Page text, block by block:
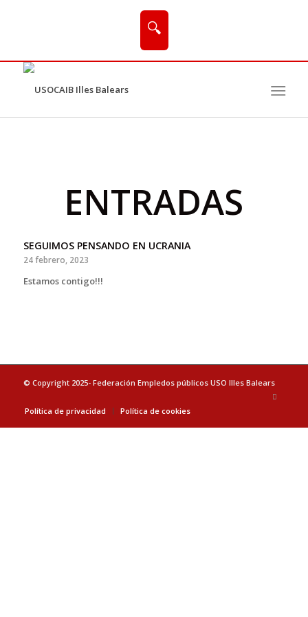
🔍
ENTRADAS
SEGUIMOS PENSANDO EN UCRANIA
24 febrero, 2023
Estamos contigo!!!
© Copyright 2025- Federación Empledos públicos USO Illes Balears
Política de privacidad Política de cookies